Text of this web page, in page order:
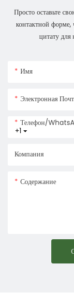
Просто оставьте
контактной
цитату для
Имя
Электронная
+1
Телефон/
Компания
Содержание